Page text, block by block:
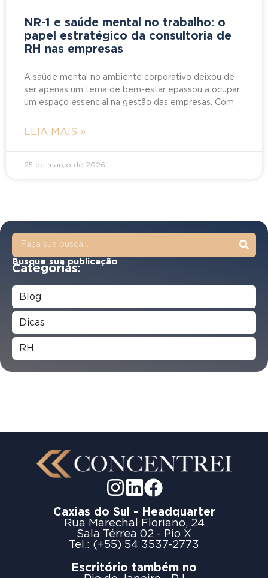
NR-1 e saúde mental no trabalho: o
papel estratégico da consultoria de
RH nas empresas
A saúde mental no ambiente corporativo deixou de
ser apenas um tema de bem-estar epassou a ocupar
um espaço essencial na gestão das empresas. Com
LEIA MAIS »
25 de março de 2026
Busque sua publicação
Categorias:
Blog
Dicas
RH
Caxias do Sul - Headquarter
Rua Marechal Floriano, 24
Sala Térrea 02 - Pio X
Tel.: (+55) 54 3537-2773
Escritório também no